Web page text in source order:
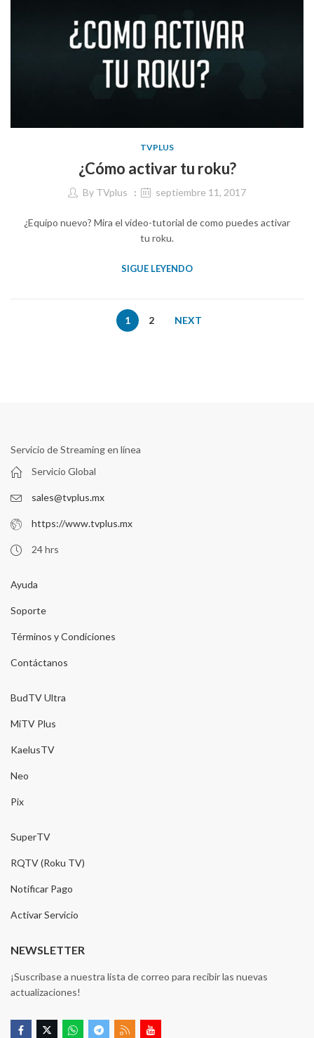
TVPLUS
¿Cómo activar tu roku?
By TVplus septiembre 11, 2017
¿Equipo nuevo? Mira el video-tutorial de como puedes activar
tu roku.
SIGUE LEYENDO
1 2 NEXT
Servicio de Streaming en línea
Servicio Global
sales@tvplus.mx
https://www.tvplus.mx
24 hrs
Ayuda
Soporte
Términos y Condiciones
Contáctanos
BudTV Ultra
MiTV Plus
KaelusTV
Neo
Pix
SuperTV
RQTV (Roku TV)
Notificar Pago
Activar Servicio
NEWSLETTER
¡Suscríbase a nuestra lista de correo para recibir las nuevas
actualizaciones!